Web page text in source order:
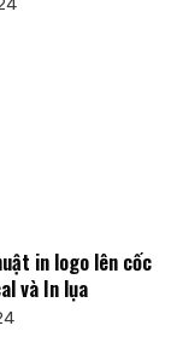
in logo lên cốc
và In lụa